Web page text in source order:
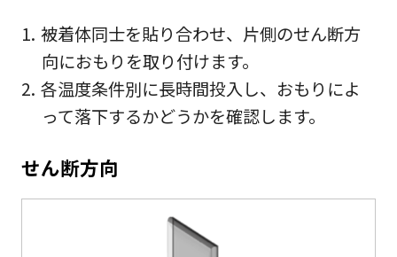
被着体同士を貼り合わせ、片側のせん断方
向におもりを取り付けます。
各温度条件別に長時間投入し、おもりによ
って落下するかどうかを確認します。
せん断方向